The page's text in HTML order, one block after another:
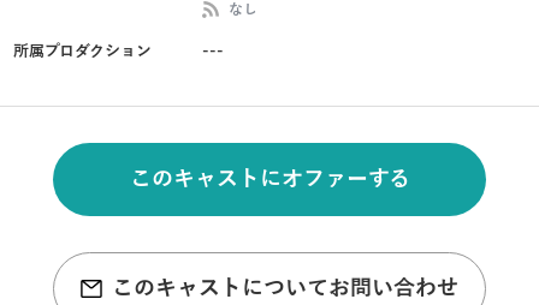
なし
所属プロダクション ---
このキャストにオファーする
このキャストについてお問い合わせ